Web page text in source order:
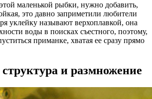
маленькой рыбки, нужно добавить,
это давно заприметили любители
уклейку называют верхоплавкой, она
воды в поисках съестного, поэтому,
приманке, хватая ее сразу прямо
и размножение